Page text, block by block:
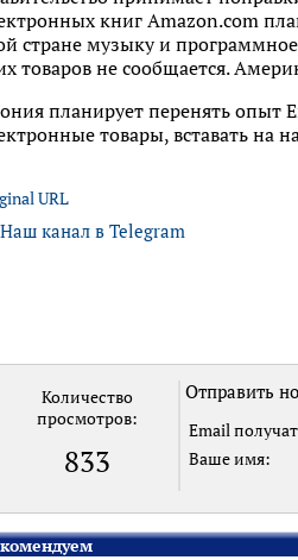
книг Amazon.com
стране музыку и
товаров не сообщается.
планирует перенять опыт
товары, вставать на
URL
Наш канал в Telegram
Количество
просмотров:
833
Отправить
Email
Ваше имя: